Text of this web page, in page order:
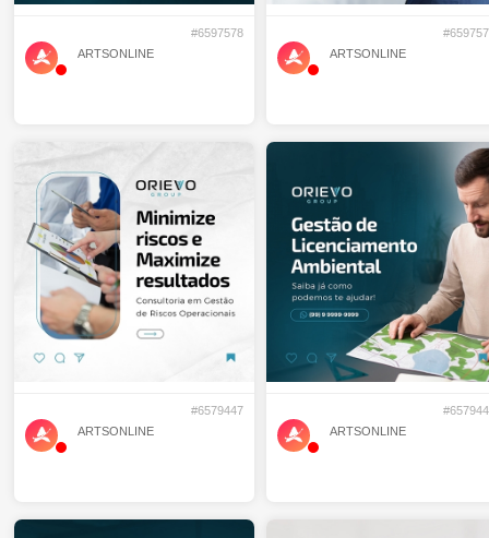
#6597578
ARTSONLINE
ARTSONLINE
#6579447
ARTSONLINE
ARTSONLINE